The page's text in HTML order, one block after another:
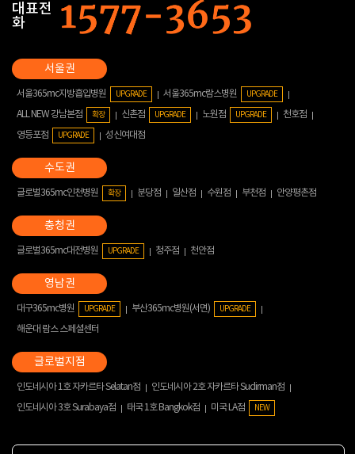
대표전
화
서울365mc지방흡입병원 UPGRADE 서울365mc람스병원 UPGRADE
ALL NEW 강남본점 확장 신촌점 UPGRADE 노원점 UPGRADE
천호점
영등포점
UPGRADE 성신여대점
글로벌365mc인천병원 확장 분당점 일산점 수원점 부천점 안양평촌점
글로벌365mc대전병원 UPGRADE 청주점 천안점
대구365mc병원 UPGRADE 부산365mc병원(서면) UPGRADE
해운대 람스 스페셜센터
인도네시아 1호 자카르타 Selatan점
인도네시아 2호 자카르타 Sudirman점
인도네시아 3호 Surabaya점
태국 1호 Bangkok점 미국 LA점 NEW